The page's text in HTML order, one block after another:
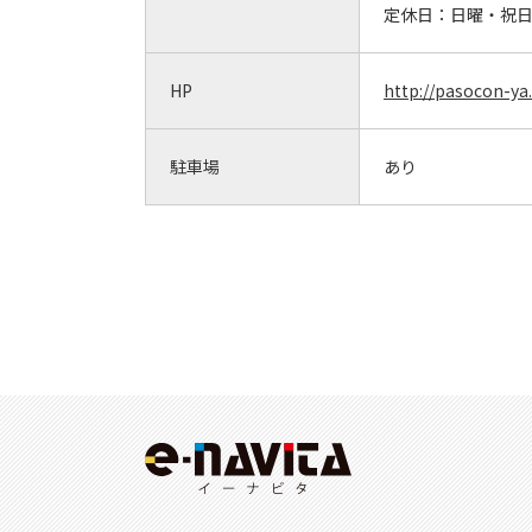
定休日： 日曜・祝日
HP http://pasocon-
駐車場 あり